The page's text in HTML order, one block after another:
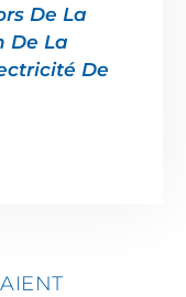
De La
De La
De